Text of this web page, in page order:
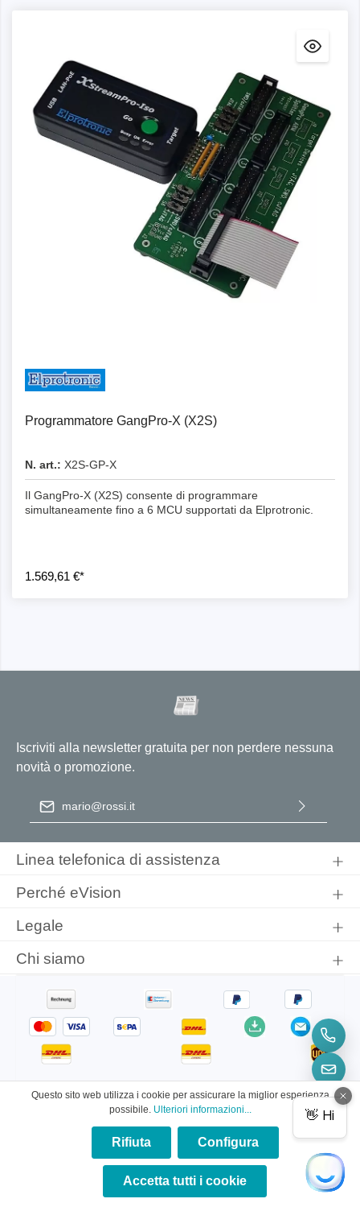
Programmatore GangPro-X (X2S)
N. art.: X2S-GP-X
Il GangPro-X (X2S) consente di programmare
simultaneamente fino a 6 MCU supportati da Elprotronic.
1.569,61 €*
Iscriviti alla newsletter gratuita per non perdere nessuna
novità o promozione.
Indirizzo e-mail
termini e condizioni generali.
Linea telefonica di assistenza
Perché eVision
Legale
Chi siamo
© 2026 eVision Instruments
* Tutti i prezzi sono comprensivi di IVA più
spese di spedizione
ed eventuali spese di
Questo sito web utilizza i cookie per assicurare la miglior esperienza
possibile. Ulteriori informazioni...
Rifiuta Configura
Accetta tutti i cookie